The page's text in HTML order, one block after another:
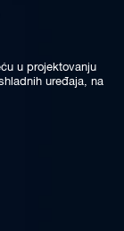
u projektovanju
uređaja, na